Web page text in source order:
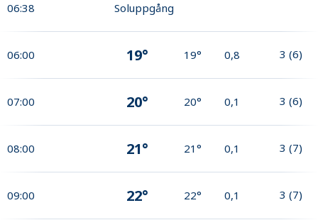
06:38 Soluppgång
06:00 19° 19° 0,8 3 (6)
07:00 20° 20° 0,1 3 (6)
08:00 21° 21° 0,1 3 (7)
09:00 22° 22° 0,1 3 (7)